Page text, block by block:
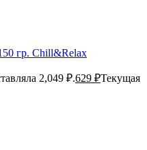
гр. Chill&Relax
2,049 ₽.629 ₽Текущая